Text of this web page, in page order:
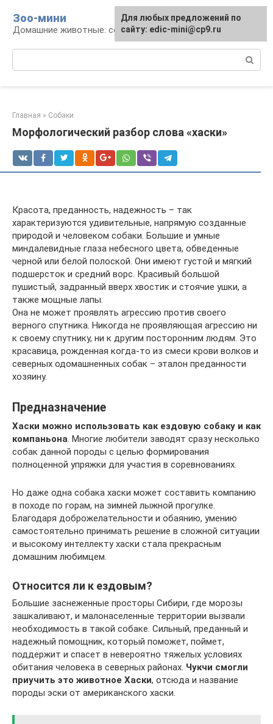
контенту
Зоо-мини
Домашние животные: содержание и уход
Главная » Собаки
Морфологический разбор слова «хаски»
Красота, преданность, надежность – так
характеризуются удивительные, напрямую созданные
природой и человеком собаки. Большие и умные
миндалевидные глаза небесного цвета, обведенные
черной или белой полоской. Они имеют густой и мягкий
подшерсток и средний ворс. Красивый большой
пушистый, задранный вверх хвостик и стоячие ушки, а
также мощные лапы.
Она не может проявлять агрессию против своего
верного спутника. Никогда не проявляющая агрессию ни
к своему спутнику, ни к другим посторонним людям. Это
красавица, рожденная когда-то из смеси крови волков и
северных одомашненных собак – эталон преданности
хозяину.
Предназначение
Хаски можно использовать как ездовую собаку и как
компаньона. Многие любители заводят сразу несколько
собак данной породы с целью формирования
полноценной упряжки для участия в соревнованиях.
Но даже одна собака хаски может составить компанию
в походе по горам, на зимней лыжной прогулке.
Благодаря доброжелательности и обаянию, умению
самостоятельно принимать решение в сложной ситуации
и высокому интеллекту хаски стала прекрасным
домашним любимцем.
Относится ли к ездовым?
Большие заснеженные просторы Сибири, где морозы
зашкаливают, и малонаселенные территории вызвали
необходимость в такой собаке. Сильный, преданный и
надежный помощник, который поможет, поймет,
поддержит и спасет в невероятно тяжелых условиях
обитания человека в северных районах. Чукчи смогли
приучить это животное Хаски, отсюда и название
породы эски от американского хаски.
Для любых предложений по
сайту: edic-mini@cp9.ru